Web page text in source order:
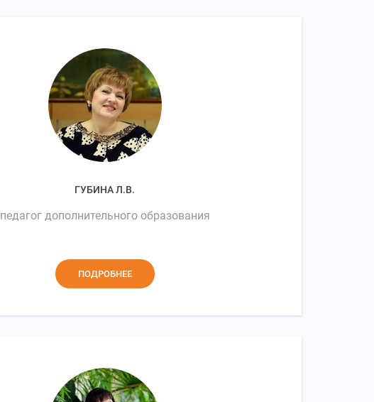
ГУБИНА Л.В.
педагог дополнительного образования
ПОДРОБНЕЕ